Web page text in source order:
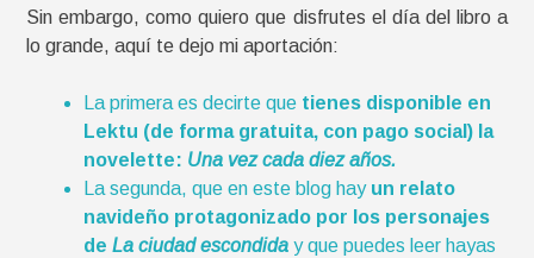
Sin embargo, como quiero que disfrutes el día del libro a
lo grande, aquí te dejo mi aportación:
La primera es decirte que tienes disponible en
Lektu (de forma gratuita, con pago social) la
novelette: Una vez cada diez años.
La segunda, que en este blog hay un relato
navideño protagonizado por los personajes
de La ciudad escondida y que puedes leer hayas